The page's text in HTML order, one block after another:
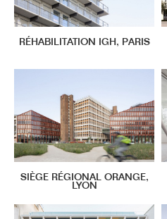
RÉHABILITATION IGH, PARIS
SIÈGE RÉGIONAL ORANGE,
LYON